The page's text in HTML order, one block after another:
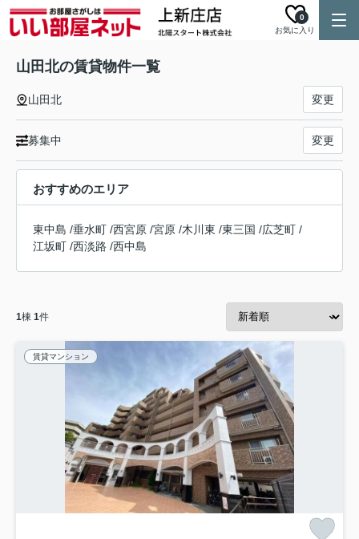
お気に入り
0
山田北の賃貸物件一覧
山田北 変更
募集中 変更
おすすめのエリア
東中島 /垂水町 /西宮原 /宮原 /木川東 /東三国 /広芝町 /
江坂町 /西淡路 /西中島
1棟 1件
賃貸マンション